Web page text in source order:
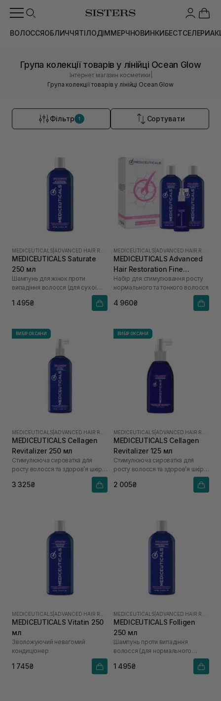
ВОЛОССЯОБЛИЧЧЯТІЛОДІММЕРЧНОВИНКИБЕСТСЕЛЕРИ
Група колекції товарів у лінійці Ocean Glow
Інтернет магазин косметики
Група колекції товарів у лінійці Ocean Glow
Фільтр 1 Сортувати
MEDICEUTICALS
MEDICEUTICALS Saturate
250 мл
Шампунь для жінок проти
випадіння волосся (для сухої
1 495₴
MEDICEUTICALS
MEDICEUTICALS Advanced
Hair Restoration Fine
Thinning Hair
Набір для стимулювання росту
нормального та тонкого волосся
4 960₴
ВИБІР ОКСАНИ
MEDICEUTICALS
MEDICEUTICALS Cellagen
Revitalizer 250 мл
Стимулююча сироватка для
росту волосся та здоров’я шкіри
3 325₴
ВИБІР ОКСАНИ
MEDICEUTICALS
MEDICEUTICALS Cellagen
Revitalizer 125 мл
Стимулююча сироватка для
росту волосся та здоров’я шкіри
2 005₴
MEDICEUTICALS
MEDICEUTICALS Vitatin 250
мл
Зволожуючий невагомий
кондиціонер
1 745₴
MEDICEUTICALS
MEDICEUTICALS Folligen
250 мл
Шампунь проти випадіння
волосся (для нормального
1 495₴